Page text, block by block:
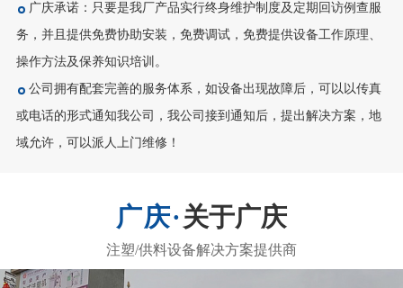
广庆承诺：只要是我厂产品实行终身维护制度及定期回访例查服
务，并且提供免费协助安装，免费调试，免费提供设备工作原理、
操作方法及保养知识培训。
公司拥有配套完善的服务体系，如设备出现故障后，可以以传真
或电话的形式通知我公司，我公司接到通知后，提出解决方案，地
域允许，可以派人上门维修！
关于广庆